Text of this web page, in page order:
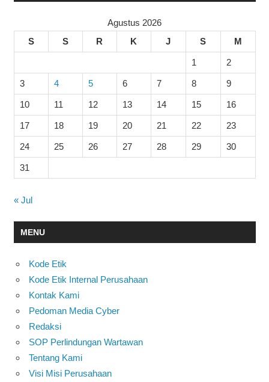
Agustus 2026
S
S R K J S M
1 2
3 4 5 6 7 8 9
10 11 12 13 14 15 16
17 18 19 20 21 22 23
24 25 26 27 28 29 30
31
« Jul
MENU
Kode Etik
Kode Etik Internal Perusahaan
Kontak Kami
Pedoman Media Cyber
Redaksi
SOP Perlindungan Wartawan
Tentang Kami
Visi Misi Perusahaan